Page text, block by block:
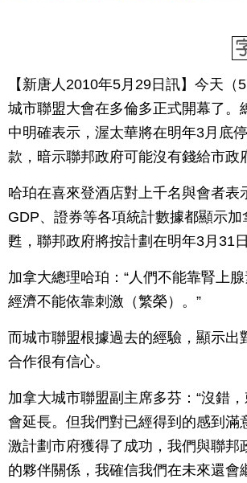
【新唐人2010年5月29日訊】今天（
城市聯盟大會在多倫多正式開幕了。
中明確表示，渥太華將在明年3月底
款，暗示聯邦政府可能沒有錢給市政
哈珀在喜來登酒店對上千名與會者表
GDP、證券等各項統計數據都顯示加
甦，聯邦政府將按計劃在明年3月31
加拿大總理哈珀：“人們不能靠腎上腺
經濟不能依靠刺激（繁榮）。”
而城市聯盟根據過去的經驗，顯示出
合作很有信心。
加拿大城市聯盟副主席多芬：“沒錯
會延長。但我們對已經得到的感到滿
激計劃市府獲得了成功，我們與聯邦
的夥伴關係，我確信我們在未來還會